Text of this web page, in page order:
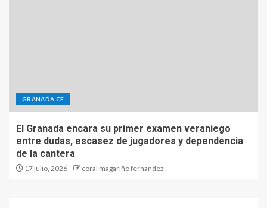
GRANADA CF
El Granada encara su primer examen veraniego
entre dudas, escasez de jugadores y dependencia
de la cantera
17 julio, 2026 coral magariño fernandez